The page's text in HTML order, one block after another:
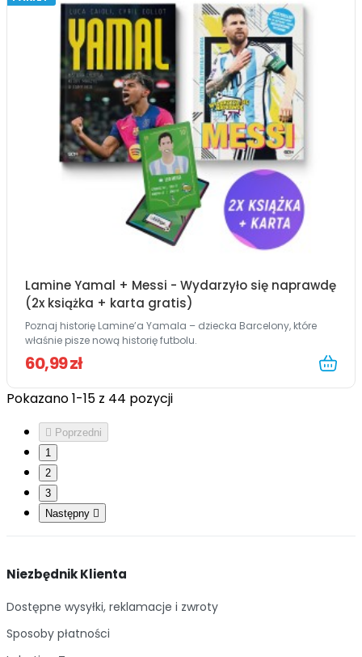
Lamine Yamal + Messi - Wydarzyło się naprawdę
(2x książka + karta gratis)
Poznaj historię Lamine’a Yamala – dziecka Barcelony, które
właśnie pisze nową historię futbolu.
60,99 zł
Pokazano 1-15 z 44 pozycji
 Poprzedni
1
2
3
Następny 
Niezbędnik Klienta
Dostępne wysyłki, reklamacje i zwroty
Sposoby płatności